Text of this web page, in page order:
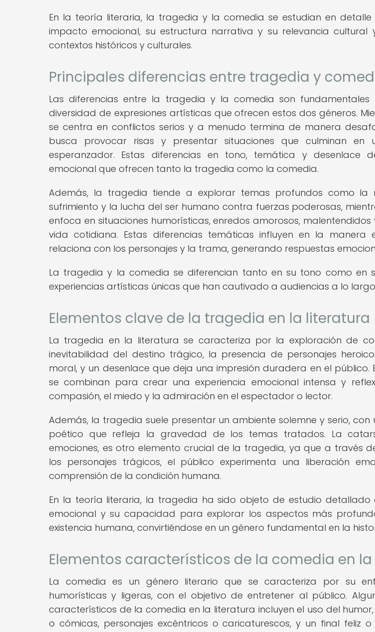
En la teoría literaria, la tragedia y la comedia se estudian en
impacto emocional, su estructura narrativa y su relevancia cultural
contextos históricos y culturales.
Principales diferencias entre tragedia y
Las diferencias entre la tragedia y la comedia son
diversidad de expresiones artísticas que ofrecen estos dos géneros.
se centra en conflictos serios y a menudo termina de manera
busca provocar risas y presentar situaciones que culminan en
esperanzador. Estas diferencias en tono, temática y desenlace
emocional que ofrecen tanto la tragedia como la comedia.
Además, la tragedia tiende a explorar temas profundos como la
sufrimiento y la lucha del ser humano contra fuerzas poderosas,
enfoca en situaciones humorísticas, enredos amorosos,
vida cotidiana. Estas diferencias temáticas influyen en la manera
relaciona con los personajes y la trama, generando respuestas
La tragedia y la comedia se diferencian tanto en su tono como en
experiencias artísticas únicas que han cautivado a audiencias a lo
Elementos clave de la tragedia en la literatura
La tragedia en la literatura se caracteriza por la exploración de
inevitabilidad del destino trágico, la presencia de personajes
moral, y un desenlace que deja una impresión duradera en el público.
se combinan para crear una experiencia emocional intensa y
compasión, el miedo y la admiración en el espectador o lector.
Además, la tragedia suele presentar un ambiente solemne y serio, con
poético que refleja la gravedad de los temas tratados. La
emociones, es otro elemento crucial de la tragedia, ya que a través
los personajes trágicos, el público experimenta una liberación
comprensión de la condición humana.
En la teoría literaria, la tragedia ha sido objeto de estudio
emocional y su capacidad para explorar los aspectos más
existencia humana, convirtiéndose en un género fundamental en la
Elementos característicos de la comedia en
La comedia es un género literario que se caracteriza por su
humorísticas y ligeras, con el objetivo de entretener al público.
característicos de la comedia en la literatura incluyen el uso del
o cómicas, personajes excéntricos o caricaturescos, y un final feliz o